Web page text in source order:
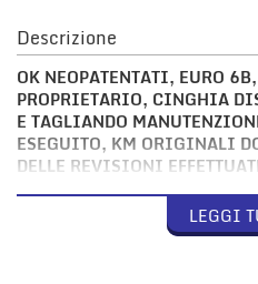
Descrizione
OK NEOPATENTATI, EURO
PROPRIETARIO, CINGHIA
E TAGLIANDO
ESEGUITO, KM ORIGINALI
DELLE REVISIONI
Aux-in e lettore Cd,
Fendinebbia, Alzacristalli
LEGGI